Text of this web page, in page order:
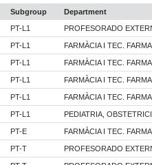
Subgroup Department
PT-L1 PROFESORADO
PT-L1 FARMÀCIA I TEC.
PT-L1 FARMÀCIA I TEC.
PT-L1 FARMÀCIA I TEC.
PT-L1 FARMÀCIA I TEC.
PT-L1 PEDIATRIA,
PT-E FARMÀCIA I TEC.
PT-T PROFESORADO